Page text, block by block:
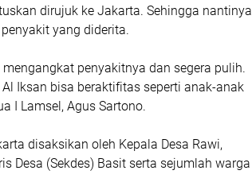
dirujuk ke Jakarta. Sehingga nantinya
yang diderita.
penyakitnya dan segera pulih.
Iksan bisa beraktifitas seperti anak-anak
I Lamsel, Agus Sartono.
disaksikan oleh Kepala Desa Rawi,
Desa (Sekdes) Basit serta sejumlah warga